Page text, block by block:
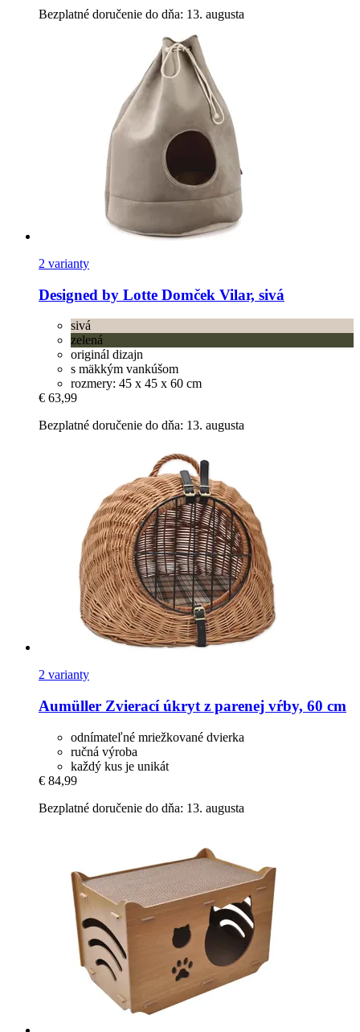
Bezplatné doručenie do dňa: 13. augusta
2 varianty
Designed by Lotte Domček Vilar, sivá
sivá
zelená
originál dizajn
s mäkkým vankúšom
rozmery: 45 x 45 x 60 cm
€ 63,99
Bezplatné doručenie do dňa: 13. augusta
2 varianty
Aumüller Zvierací úkryt z parenej vŕby, 60 cm
odnímateľné mriežkované dvierka
ručná výroba
každý kus je unikát
€ 84,99
Bezplatné doručenie do dňa: 13. augusta